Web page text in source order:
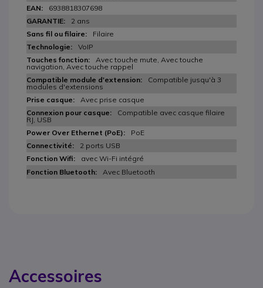
6938818307698
2 ans
Filaire
VoIP
Avec touche mute, Avec touche
navigation, Avec touche rappel
Compatible jusqu'à 3
modules d'extensions
Avec prise casque
Compatible avec casque filaire
RJ, USB
PoE
2 ports USB
avec Wi-Fi intégré
Avec Bluetooth
Accessoires